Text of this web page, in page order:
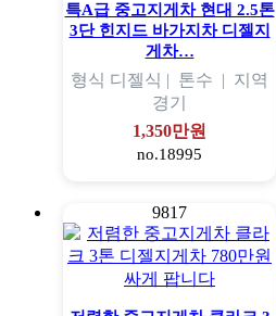
특A급 중고지게차 현대 2.5톤
3단 힌지드 바가지차 디젤지
게차…
형식 디젤식 | 톤수 | 지역
경기
1,350만원
no.18995
9817